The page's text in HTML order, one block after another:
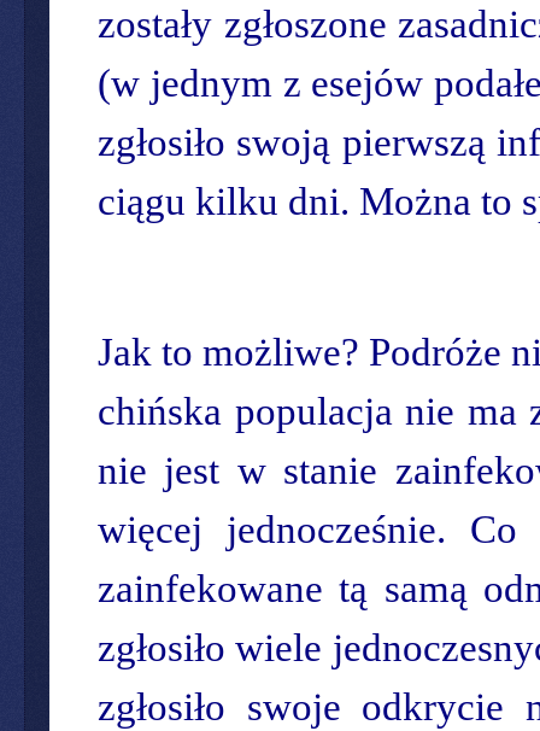
zostały zgłoszone
(w jednym z esejów
zgłosiło swoją pierwszą
ciągu kilku dni. Można to
Jak to możliwe? Podróże
chińska populacja nie ma
nie jest w stanie
więcej jednocześnie.
zainfekowane tą samą
zgłosiło wiele
zgłosiło swoje